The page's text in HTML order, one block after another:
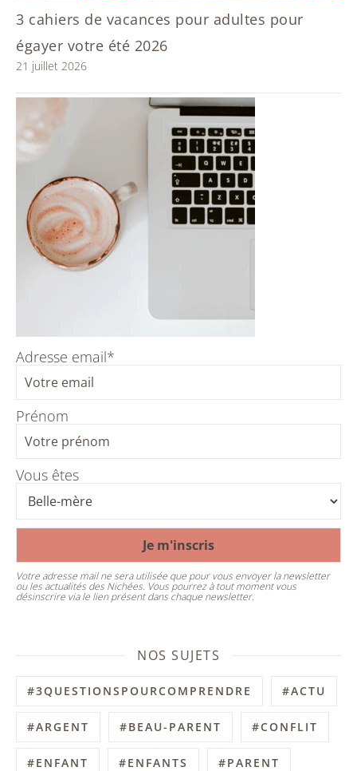
3 cahiers de vacances pour adultes pour
égayer votre été 2026
21 juillet 2026
Adresse email*
Prénom
Vous êtes
Votre adresse mail ne sera utilisée que pour vous envoyer la newsletter
ou les actualités des Nichées. Vous pourrez à tout moment vous
désinscrire via le lien présent dans chaque newsletter.
NOS SUJETS
#3QUESTIONSPOURCOMPRENDRE #ACTU
#ARGENT #BEAU-PARENT #CONFLIT
#ENFANT #ENFANTS #PARENT